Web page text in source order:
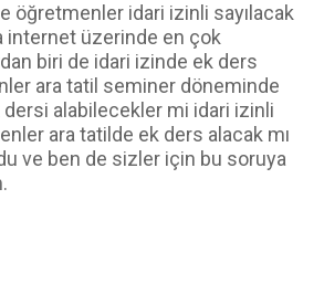
öğretmenler idari izinli sayılacak
internet üzerinde en çok
biri de idari izinde ek ders
ara tatil seminer döneminde
dersi alabilecekler mi idari izinli
ara tatilde ek ders alacak mı
ve ben de sizler için bu soruya